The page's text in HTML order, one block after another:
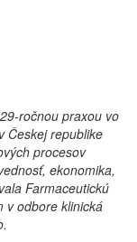
ročnou praxou vo
Českej republike
procesov
ekonomika,
Farmaceutickú
v odbore klinická